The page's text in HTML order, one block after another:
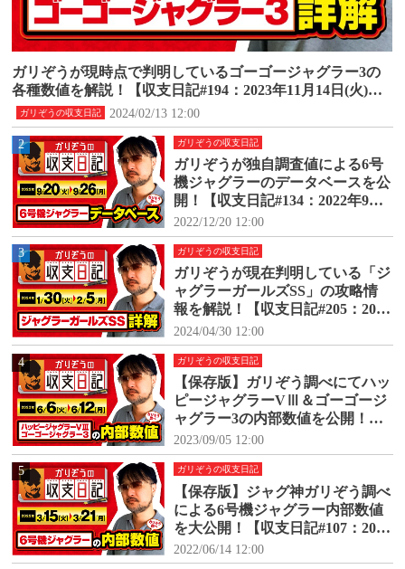
ガリぞうの収支日記
ガリぞうが現時点で判明しているゴーゴージャグラー3の
各種数値を解説！【収支日記#194：2023年11月14日(火)～1
1月20日(月)】
2024/02/13 12:00
2 ガリぞうの収支日記
ガリぞうが独自調査値による6号
機ジャグラーのデータベースを公
開！【収支日記#134：2022年9月2
0日(火)～9月26日(月)】
2022/12/20 12:00
3 ガリぞうの収支日記
ガリぞうが現在判明している「ジ
ャグラーガールズSS」の攻略情
報を解説！【収支日記#205：2024
年1月30日(火)～2024年2月5日
(月)】
2024/04/30 12:00
4 ガリぞうの収支日記
【保存版】ガリぞう調べにてハッ
ピージャグラーVⅢ＆ゴーゴージ
ャグラー3の内部数値を公開！
【収支日記#171：2023年6月6日
(火)～6月12日(月)】
2023/09/05 12:00
5 ガリぞうの収支日記
【保存版】ジャグ神ガリぞう調べ
による6号機ジャグラー内部数値
を大公開！【収支日記#107：2022
年3月15日(火)～3月21日(月)】
2022/06/14 12:00